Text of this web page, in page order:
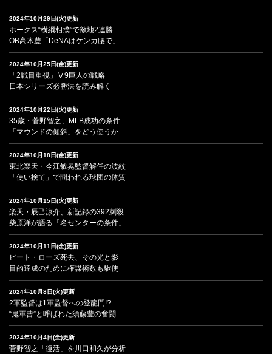
2024年10月29日(火)更新
ホークス“横綱相撲”で敵地2連勝
OB高木豊「DeNAはケンカ腰で」
2024年10月25日(金)更新
「2戦目重視」Ⅴ9巨人の戦略
日本シリーズ必勝法を読み解く
2024年10月22日(火)更新
35歳・菅野智之、MLB成功の条件
「マウンドの傾斜」をどう使うか
2024年10月18日(金)更新
東北楽天・今江敏晃監督解任の波紋
「使い捨て」で問われる球団の体質
2024年10月15日(火)更新
楽天・辰己涼介、新記録の392刺殺
柴原洋が語る「名センターの条件」
2024年10月11日(金)更新
ピート・ローズ死去、その光と影
目的達成のために権謀術数も駆使
2024年10月8日(火)更新
2軍監督は1軍監督への登龍門!?
“鬼軍曹”と呼ばれた須藤豊の奮闘
2024年10月4日(金)更新
菅野智之「復活」を川口和久が分析